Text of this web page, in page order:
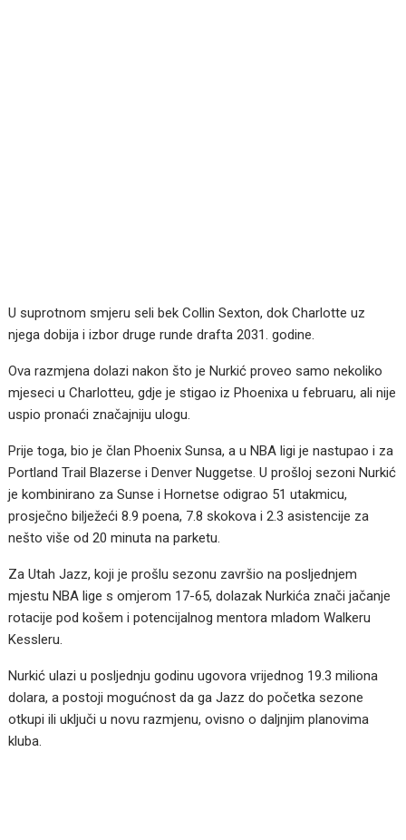
U suprotnom smjeru seli bek Collin Sexton, dok Charlotte uz
njega dobija i izbor druge runde drafta 2031. godine.
Ova razmjena dolazi nakon što je Nurkić proveo samo nekoliko
mjeseci u Charlotteu, gdje je stigao iz Phoenixa u februaru, ali nije
uspio pronaći značajniju ulogu.
Prije toga, bio je član Phoenix Sunsa, a u NBA ligi je nastupao i za
Portland Trail Blazerse i Denver Nuggetse. U prošloj sezoni Nurkić
je kombinirano za Sunse i Hornetse odigrao 51 utakmicu,
prosječno bilježeći 8.9 poena, 7.8 skokova i 2.3 asistencije za
nešto više od 20 minuta na parketu.
Za Utah Jazz, koji je prošlu sezonu završio na posljednjem
mjestu NBA lige s omjerom 17-65, dolazak Nurkića znači jačanje
rotacije pod košem i potencijalnog mentora mladom Walkeru
Kessleru.
Nurkić ulazi u posljednju godinu ugovora vrijednog 19.3 miliona
dolara, a postoji mogućnost da ga Jazz do početka sezone
otkupi ili uključi u novu razmjenu, ovisno o daljnjim planovima
kluba.